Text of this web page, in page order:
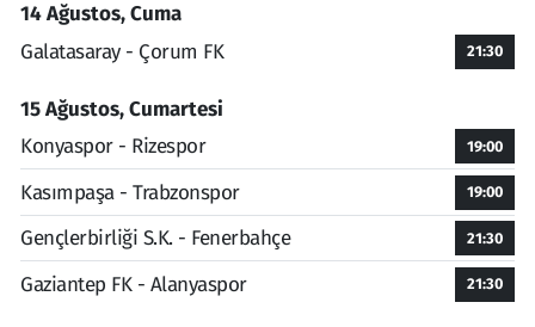
14 Ağustos, Cuma
Galatasaray - Çorum FK
21:30
15 Ağustos, Cumartesi
Konyaspor - Rizespor
19:00
Kasımpaşa - Trabzonspor 19:00
Gençlerbirliği S.K. - Fenerbahçe 21:30
Gaziantep FK - Alanyaspor 21:30